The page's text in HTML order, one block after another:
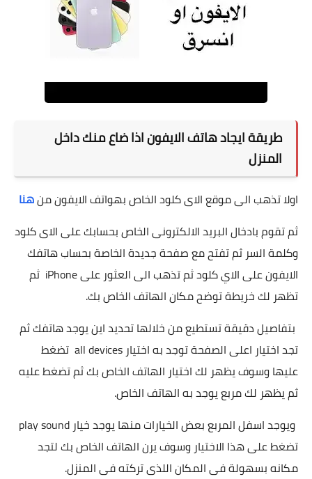
طريقة ايجاد هاتف الايفون اذا ضاع منك داخل
المنزل
اولا تذهب الى موقع الاى كلود الخاص بهواتف الايفون منهنا
ثم تقوم بادخال البريد الالكترونى الخاص بحسابك على الاى كلود
وكلمة السر ثم تفتح مع صفحة جديدة الخاصة بحساب هاتفك
الايفون على الاي كلود ثم تذهب الى العثور على iPhone ثم
تظهر لك خريطة توضح مكان الهاتف الخاص بك.
بتفاصيل دقيقة تستطيع من خلالها تحديد اين يوجد هاتفك ثم
تجد اختيار اعلى الصفحة توجد به اختيار all devices تضغط
عليها وسوف يظهر لك اختيار الهاتف الخاص بك ثم تضغط عليه
ثم يظهر لك مربع يوجد به الهاتف الخاص.
تضغط على هذا الاختيار وسوف يرن الهاتف الخاص بك لتجد
مكانه بسهولة فى المكان اللذى تركته فى المنزل.